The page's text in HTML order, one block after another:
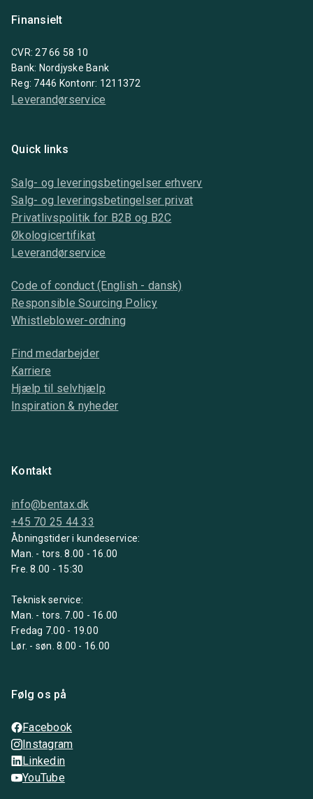
Finansielt
CVR: 27 66 58 10
Bank: Nordjyske Bank
Reg: 7446 Kontonr: 1211372
Leverandørservice
Quick links
Salg- og leveringsbetingelser erhverv
Salg- og leveringsbetingelser privat
Privatlivspolitik for B2B og B2C
Økologicertifikat
Leverandørservice
Code of conduct (English - dansk)
Responsible Sourcing Policy
Whistleblower-ordning
Find medarbejder
Karriere
Hjælp til selvhjælp
Inspiration & nyheder
Kontakt
info@bentax.dk
+45 70 25 44 33
Åbningstider i kundeservice:
Man. - tors. 8.00 - 16.00
Fre. 8.00 - 15:30
Teknisk service:
Man. - tors. 7.00 - 16.00
Fredag 7.00 - 19.00
Lør. - søn. 8.00 - 16.00
Følg os på
Facebook
Instagram
Linkedin
YouTube